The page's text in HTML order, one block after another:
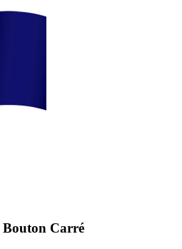
Bouton Carré